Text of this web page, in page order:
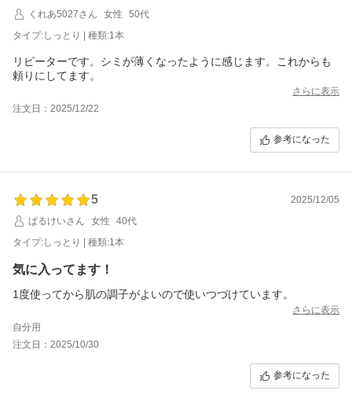
くれあ5027さん
女性
50代
タイプ:しっとり | 種類:1本
リピーターです。シミが薄くなったように感じます。これからも
頼りにしてます。
さらに表示
注文日：2025/12/22
参考になった
5
2025/12/05
ぱるけいさん
女性
40代
タイプ:しっとり | 種類:1本
気に入ってます！
1度使ってから肌の調子がよいので使いつづけています。
さらに表示
自分用
注文日：2025/10/30
参考になった